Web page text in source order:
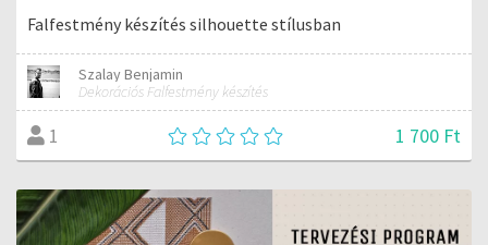
Falfestmény készítés silhouette stílusban
Szalay Benjamin
Dekorációs Falfestmény készítés
1 1 700 Ft